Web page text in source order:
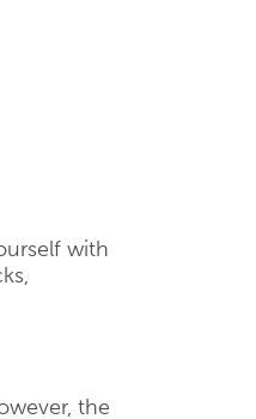
with
the